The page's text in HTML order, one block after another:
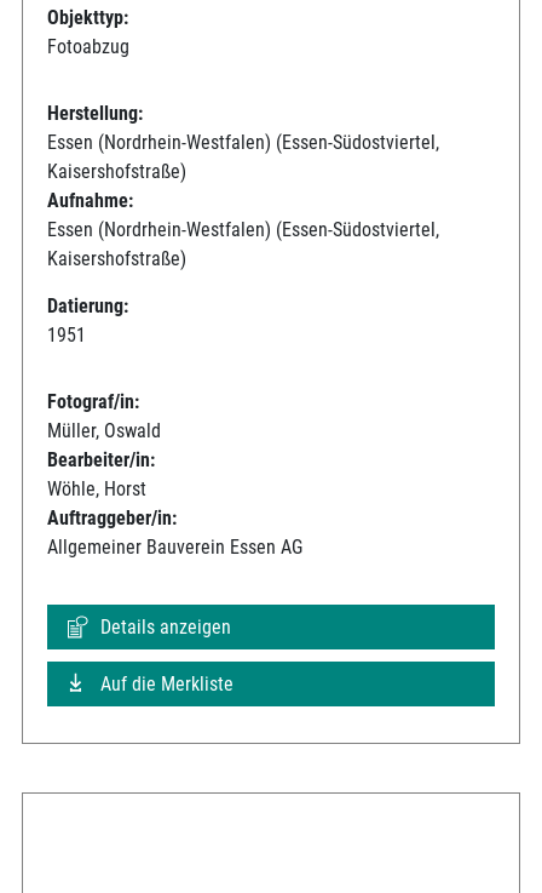
Objekttyp:
Fotoabzug
Herstellung:
Essen (Nordrhein-Westfalen) (Essen-Südostviertel,
Kaisershofstraße)
Aufnahme:
Essen (Nordrhein-Westfalen) (Essen-Südostviertel,
Kaisershofstraße)
Datierung:
1951
Fotograf/in:
Müller, Oswald
Bearbeiter/in:
Wöhle, Horst
Auftraggeber/in:
Allgemeiner Bauverein Essen AG
Details anzeigen
Auf die Merkliste